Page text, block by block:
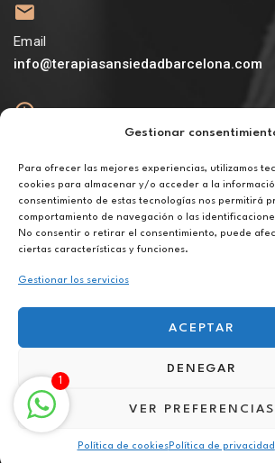
Gestionar
Para ofrecer las mejores experiencias, utilizamos
cookies para almacenar y/o acceder a la
consentimiento de estas tecnologías nos permitirá
comportamiento de navegación o las
No consentir o retirar el consentimiento, puede
ciertas características y funciones.
Gestionar los servicios
ACEPTAR
DENEGAR
VER PREFERENCIAS
Política de cookiesPolítica de privacidad
Email
info@terapiasansiedadbarcelona.com
De lunes a viernes de 10h a 20h
Aviso legal
Política de privacidad
Política de cookies
Terapia para la superación personal en
1